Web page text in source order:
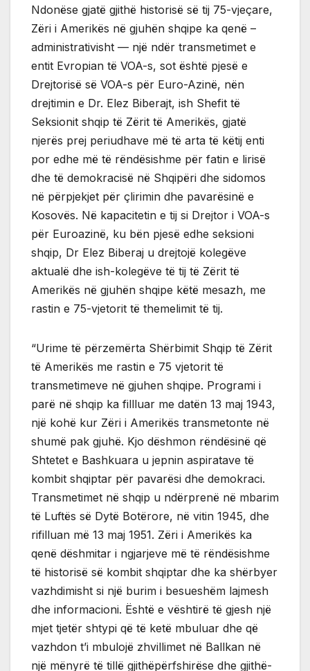
Ndonëse gjatë gjithë historisë së tij 75-vjeçare,
Zëri i Amerikës në gjuhën shqipe ka qenë –
administrativisht — një ndër transmetimet e
entit Evropian të VOA-s, sot është pjesë e
Drejtorisë së VOA-s për Euro-Azinë, nën
drejtimin e Dr. Elez Biberajt, ish Shefit të
Seksionit shqip të Zërit të Amerikës, gjatë
njerës prej periudhave më të arta të këtij enti
por edhe më të rëndësishme për fatin e lirisë
dhe të demokracisë në Shqipëri dhe sidomos
në përpjekjet për çlirimin dhe pavarësinë e
Kosovës. Në kapacitetin e tij si Drejtor i VOA-s
për Euroazinë, ku bën pjesë edhe seksioni
shqip, Dr Elez Biberaj u drejtojë kolegëve
aktualë dhe ish-kolegëve të tij të Zërit të
Amerikës në gjuhën shqipe këtë mesazh, me
rastin e 75-vjetorit të themelimit të tij.
“Urime të përzemërta Shërbimit Shqip të Zërit
të Amerikës me rastin e 75 vjetorit të
transmetimeve në gjuhen shqipe. Programi i
parë në shqip ka fillluar me datën 13 maj 1943,
një kohë kur Zëri i Amerikës transmetonte në
shumë pak gjuhë. Kjo dëshmon rëndësinë që
Shtetet e Bashkuara u jepnin aspiratave të
kombit shqiptar për pavarësi dhe demokraci.
Transmetimet në shqip u ndërprenë në mbarim
të Luftës së Dytë Botërore, në vitin 1945, dhe
rifilluan më 13 maj 1951. Zëri i Amerikës ka
qenë dëshmitar i ngjarjeve më të rëndësishme
të historisë së kombit shqiptar dhe ka shërbyer
vazhdimisht si një burim i besueshëm lajmesh
dhe informacioni. Është e vështirë të gjesh një
mjet tjetër shtypi që të ketë mbuluar dhe që
vazhdon t’i mbulojë zhvillimet në Ballkan në
një mënyrë të tillë gjithëpërfshirëse dhe gjithë-